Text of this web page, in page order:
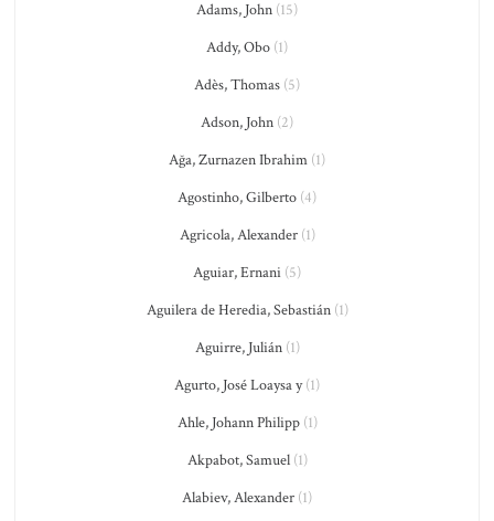
Adams, John (15)
Addy, Obo (1)
Adès, Thomas (5)
Adson, John (2)
Ağa, Zurnazen Ibrahim (1)
Agostinho, Gilberto (4)
Agricola, Alexander(1)
Aguiar, Ernani (5)
Aguilera de Heredia, Sebastián(1)
Aguirre, Julián(1)
Agurto, José Loaysa y(1)
Ahle, Johann Philipp(1)
Akpabot, Samuel(1)
Alabiev, Alexander (1)